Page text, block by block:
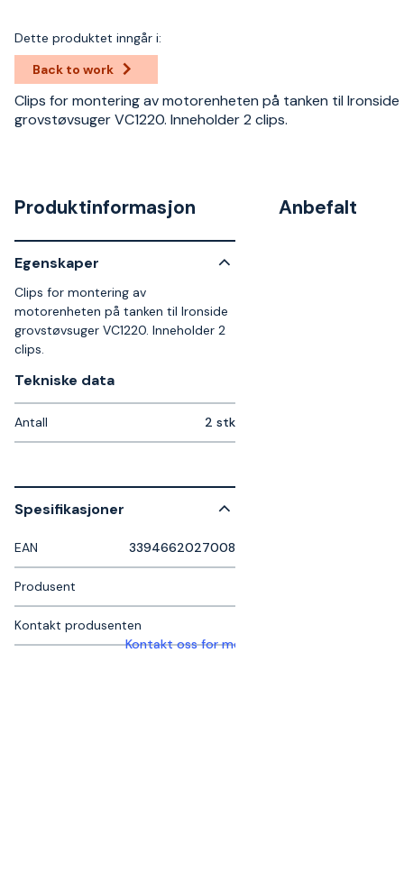
Dette produktet inngår i:
Back to work
Clips for montering av motorenheten på tanken til Ironside
grovstøvsuger VC1220. Inneholder 2 clips.
Produktinformasjon
Egenskaper
Clips for montering av
motorenheten på tanken til Ironside
grovstøvsuger VC1220. Inneholder 2
clips.
Tekniske data​
Antall 2 stk
Spesifikasjoner
EAN 3394662027008
Produsent
Kontakt produsenten
Kontakt oss for mer informasjon
Anbefalt